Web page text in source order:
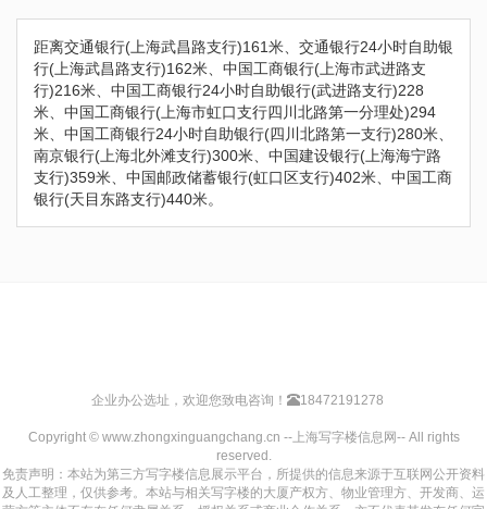
距离交通银行(上海武昌路支行)161米、交通银行24小时自助银
行(上海武昌路支行)162米、中国工商银行(上海市武进路支
行)216米、中国工商银行24小时自助银行(武进路支行)228
米、中国工商银行(上海市虹口支行四川北路第一分理处)294
米、中国工商银行24小时自助银行(四川北路第一支行)280米、
南京银行(上海北外滩支行)300米、中国建设银行(上海海宁路
支行)359米、中国邮政储蓄银行(虹口区支行)402米、中国工商
银行(天目东路支行)440米。
企业办公选址，欢迎您致电咨询！ 18472191278
Copyright © www.zhongxinguangchang.cn --上海写字楼信息网-- All rights
reserved.
免责声明：本站为第三方写字楼信息展示平台，所提供的信息来源于互联网公开资料
及人工整理，仅供参考。本站与相关写字楼的大厦产权方、物业管理方、开发商、运